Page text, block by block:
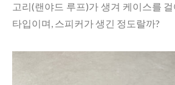
고리(랜야드 루프)가 생겨 케이스를
타입이며, 스피커가 생긴 정도랄까?